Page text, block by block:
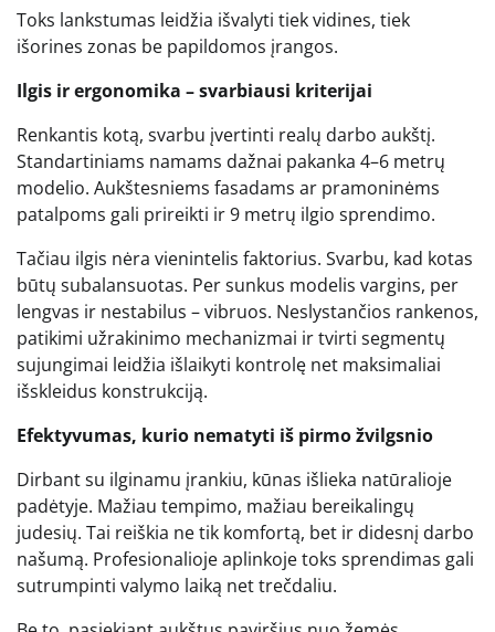
Toks lankstumas leidžia išvalyti tiek vidines, tiek
išorines zonas be papildomos įrangos.
Ilgis ir ergonomika – svarbiausi kriterijai
Renkantis kotą, svarbu įvertinti realų darbo aukštį.
Standartiniams namams dažnai pakanka 4–6 metrų
modelio. Aukštesniems fasadams ar pramoninėms
patalpoms gali prireikti ir 9 metrų ilgio sprendimo.
Tačiau ilgis nėra vienintelis faktorius. Svarbu, kad kotas
būtų subalansuotas. Per sunkus modelis vargins, per
lengvas ir nestabilus – vibruos. Neslystančios rankenos,
patikimi užrakinimo mechanizmai ir tvirti segmentų
sujungimai leidžia išlaikyti kontrolę net maksimaliai
išskleidus konstrukciją.
Efektyvumas, kurio nematyti iš pirmo žvilgsnio
Dirbant su ilginamu įrankiu, kūnas išlieka natūralioje
padėtyje. Mažiau tempimo, mažiau bereikalingų
judesių. Tai reiškia ne tik komfortą, bet ir didesnį darbo
našumą. Profesionalioje aplinkoje toks sprendimas gali
sutrumpinti valymo laiką net trečdaliu.